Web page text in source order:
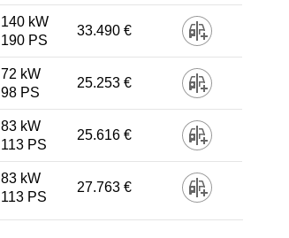
140 kW
190 PS
33.490 €
72 kW
98 PS
25.253 €
83 kW
113 PS
25.616 €
83 kW
113 PS
27.763 €